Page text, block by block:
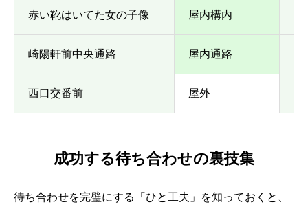
赤い靴はいてた女の子像 屋内構内 非
崎陽軒前中央通路 屋内通路 高
西口交番前 屋外 中
成功する待ち合わせの裏技集
待ち合わせを完璧にする「ひと工夫」を知っておくと、